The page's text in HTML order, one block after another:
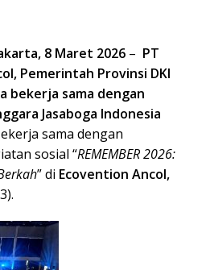
8 Maret 2026 – PT
Pemerintah Provinsi DKI
bekerja sama dengan
Jasaboga Indonesia
sama dengan
sosial “REMEMBER 2026:
” di Ecovention Ancol,